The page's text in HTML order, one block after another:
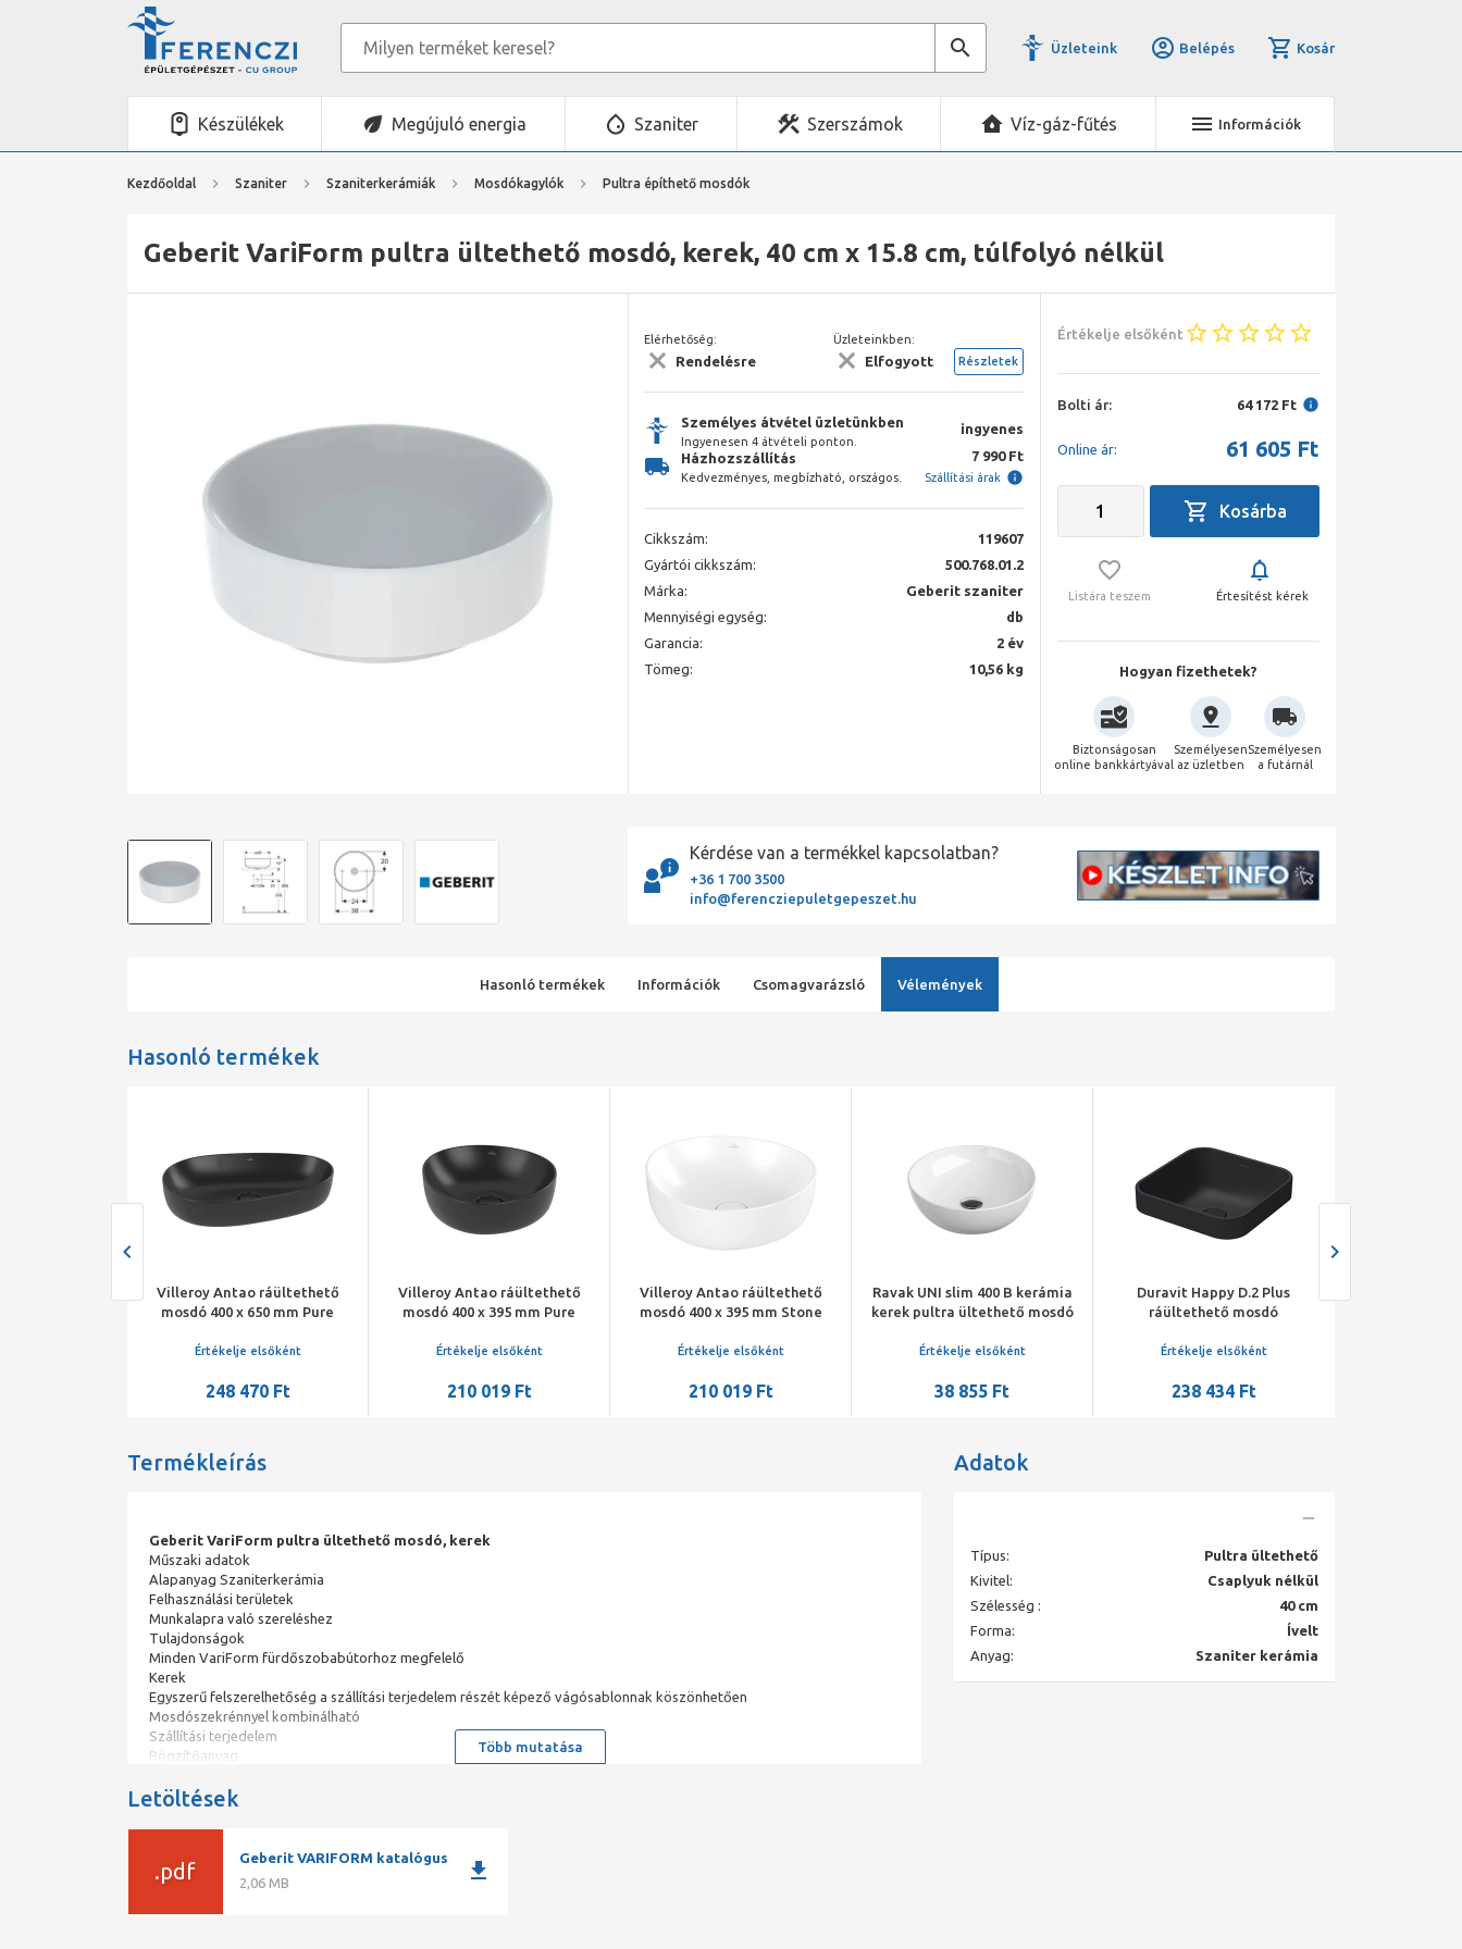
Üzleteink Belépés Kosár
Készülékek Megújuló energia Szaniter Szerszámok Víz-gáz-fűtés Információk
Kezdőoldal Szaniter Szaniterkerámiák Mosdókagylók Pultra építhető mosdók
Geberit VariForm pultra ültethető mosdó, kerek, 40 cm x 15.8 cm, túlfolyó nélkül
Elérhetőség:
Rendelésre
Üzleteinkben:
Elfogyott Részletek
Személyes átvétel üzletünkben
Ingyenesen 4 átvételi ponton.
ingyenes
Házhozszállítás
Kedvezményes, megbízható, országos.
7 990 Ft
Szállítási árak
Cikkszám:
119607
Gyártói cikkszám:
500.768.01.2
Márka:
Geberit szaniter
Mennyiségi egység:
db
Garancia:
2 év
Tömeg:
10,56 kg
Értékelje elsőként
Bolti ár: 64 172 Ft
Online ár: 61 605 Ft
Listára teszem Értesítést kérek
Hogyan fizethetek?
Biztonságosan
online bankkártyával
Személyesen
az üzletben
Személyesen
a futárnál
Kérdése van a termékkel kapcsolatban?
+36 1 700 3500
info@ferencziepuletgepeszet.hu
Hasonló termékek Információk Csomagvarázsló Vélemények
Hasonló termékek
Villeroy Antao ráültethető
mosdó 400 x 650 mm Pure
Értékelje elsőként
248 470 Ft
Villeroy Antao ráültethető
mosdó 400 x 395 mm Pure
Értékelje elsőként
210 019 Ft
Villeroy Antao ráültethető
mosdó 400 x 395 mm Stone
Értékelje elsőként
210 019 Ft
Ravak UNI slim 400 B kerámia
kerek pultra ültethető mosdó
Értékelje elsőként
38 855 Ft
Duravit Happy D.2 Plus
ráültethető mosdó
csaplyuk/túlfolyó nélk,
szelep, antracit
Értékelje elsőként
238 434 Ft
Termékleírás
Geberit VariForm pultra ültethető mosdó, kerek
Műszaki adatok
Alapanyag Szaniterkerámia
Felhasználási területek
Munkalapra való szereléshez
Tulajdonságok
Minden VariForm fürdőszobabútorhoz megfelelő
Kerek
Egyszerű felszerelhetőség a szállítási terjedelem részét képező vágósablonnak köszönhetően
Mosdószekrénnyel kombinálható
Szállítási terjedelem
Rögzítőanyag
Több mutatása
Letöltések
.pdf
Geberit VARIFORM katalógus
2,06 MB
download
Adatok
Típus:
Pultra ültethető
Kivitel:
Csaplyuk nélkül
Szélesség :
40 cm
Forma:
Ívelt
Anyag:
Szaniter kerámia